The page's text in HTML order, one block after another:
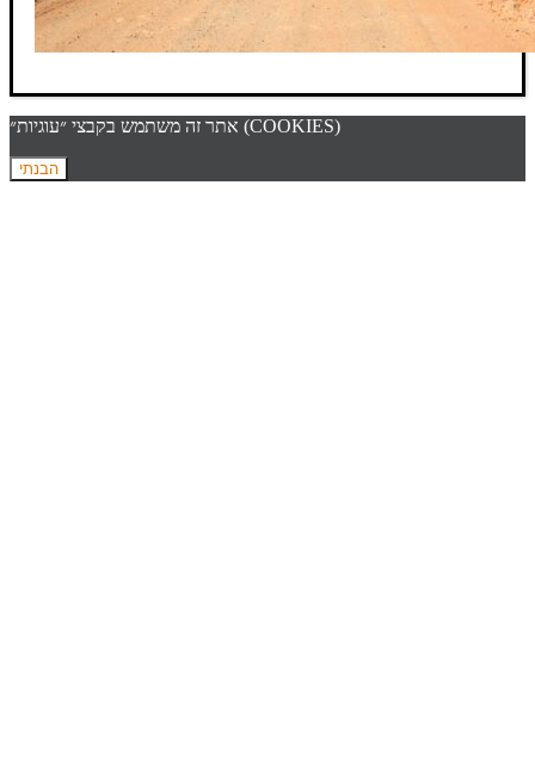
אתר זה משתמש בקבצי ״עוגיות״ (COOKIES)
הבנתי